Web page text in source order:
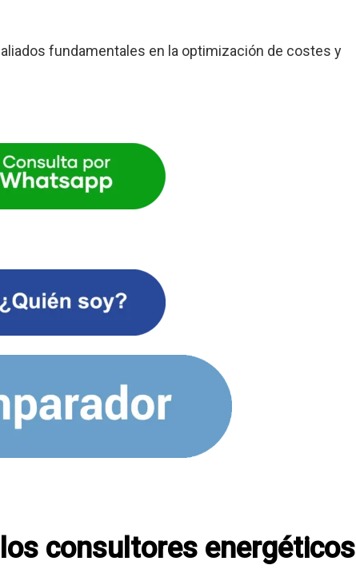
fundamentales en la optimización de costes y
consultores energéticos